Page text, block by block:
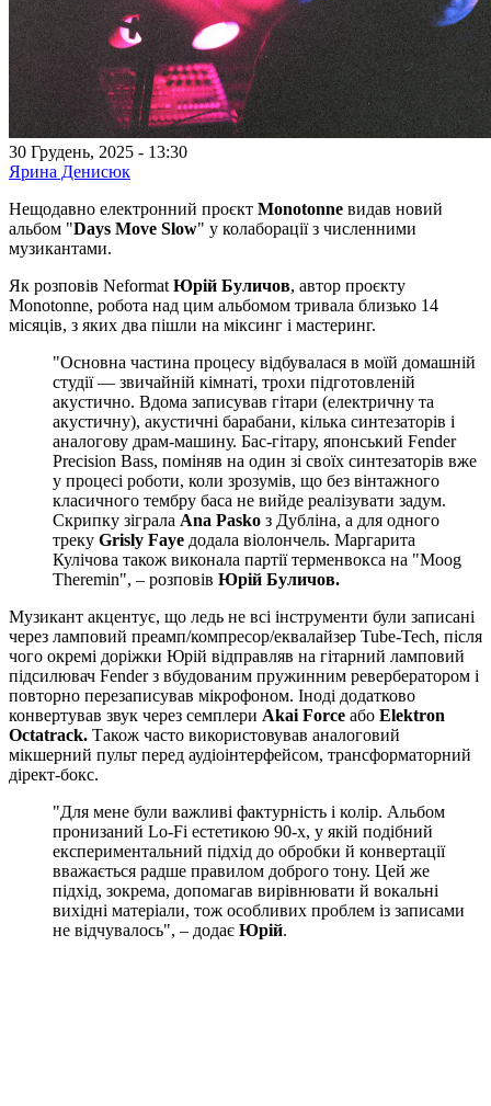
30 Грудень, 2025 - 13:30
Ярина Денисюк
Нещодавно електронний проєкт Monotonne видав новий
альбом "Days Move Slow" у колаборації з численними
музикантами.
Як розповів Neformat Юрій Буличов, автор проєкту
Monotonne, робота над цим альбомом тривала близько 14
місяців, з яких два пішли на міксинг і мастеринг.
"Основна частина процесу відбувалася в моїй домашній
студії — звичайній кімнаті, трохи підготовленій
акустично. Вдома записував гітари (електричну та
акустичну), акустичні барабани, кілька синтезаторів і
аналогову драм-машину. Бас-гітару, японський Fender
Precision Bass, поміняв на один зі своїх синтезаторів вже
у процесі роботи, коли зрозумів, що без вінтажного
класичного тембру баса не вийде реалізувати задум.
Скрипку зіграла Ana Pasko з Дубліна, а для одного
треку Grisly Faye додала віолончель. Маргарита
Кулічова також виконала партії терменвокса на "Moog
Theremin", – розповів Юрій Буличов.
Музикант акцентує, що ледь не всі інструменти були записані
через ламповий преамп/компресор/еквалайзер Tube-Tech, після
чого окремі доріжки Юрій відправляв на гітарний ламповий
підсилювач Fender з вбудованим пружинним ревербератором і
повторно перезаписував мікрофоном. Іноді додатково
конвертував звук через семплери Akai Force або Elektron
Octatrack. Також часто використовував аналоговий
мікшерний пульт перед аудіоінтерфейсом, трансформаторний
дірект-бокс.
"Для мене були важливі фактурність і колір. Альбом
пронизаний Lo-Fi естетикою 90-х, у якій подібний
експериментальний підхід до обробки й конвертації
вважається радше правилом доброго тону. Цей же
підхід, зокрема, допомагав вирівнювати й вокальні
вихідні матеріали, тож особливих проблем із записами
не відчувалось", – додає Юрій.